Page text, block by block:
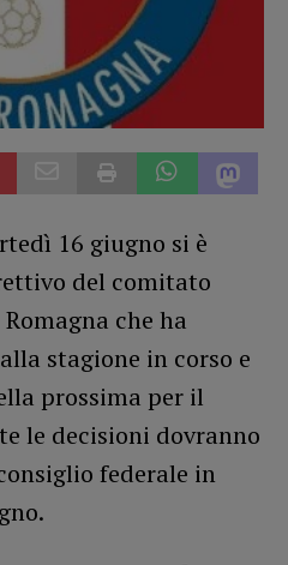
16 giugno si è
del comitato
che ha
stagione in corso e
prossima per il
le decisioni dovranno
federale in